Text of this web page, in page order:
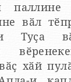
паллине
вӑл
Туҫа
хӑй